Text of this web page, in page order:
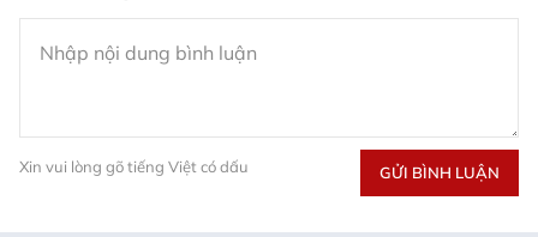
Xin vui lòng gõ tiếng Việt có dấu GỬI BÌNH LUẬN